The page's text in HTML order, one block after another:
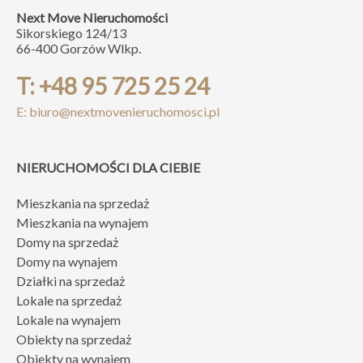
Next Move Nieruchomości
Sikorskiego 124/13
66-400 Gorzów Wlkp.
T: +48 95 725 25 24
E: biuro@nextmovenieruchomosci.pl
NIERUCHOMOŚCI DLA CIEBIE
Mieszkania na sprzedaż
Mieszkania na wynajem
Domy na sprzedaż
Domy na wynajem
Działki na sprzedaż
Lokale na sprzedaż
Lokale na wynajem
Obiekty na sprzedaż
Obiekty na wynajem